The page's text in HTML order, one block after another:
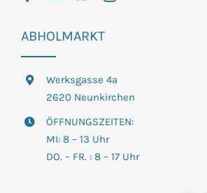
ABHOLMARKT
Werksgasse 4a
2620 Neunkirchen
ÖFFNUNGSZEITEN:
MI: 8 – 13 Uhr
DO. – FR. : 8 – 17 Uhr